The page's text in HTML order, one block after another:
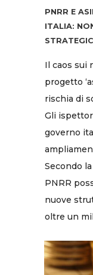
PNRR E
ITALIA:
Il caos sui
progetto
rischia di
Gli
governo
Secondo
PNRR
nuove
oltre un